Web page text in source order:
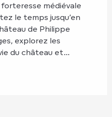
médiévale
le temps jusqu’en
de Philippe
explorez les
du château et...